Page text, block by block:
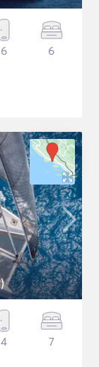
6 6
4 7